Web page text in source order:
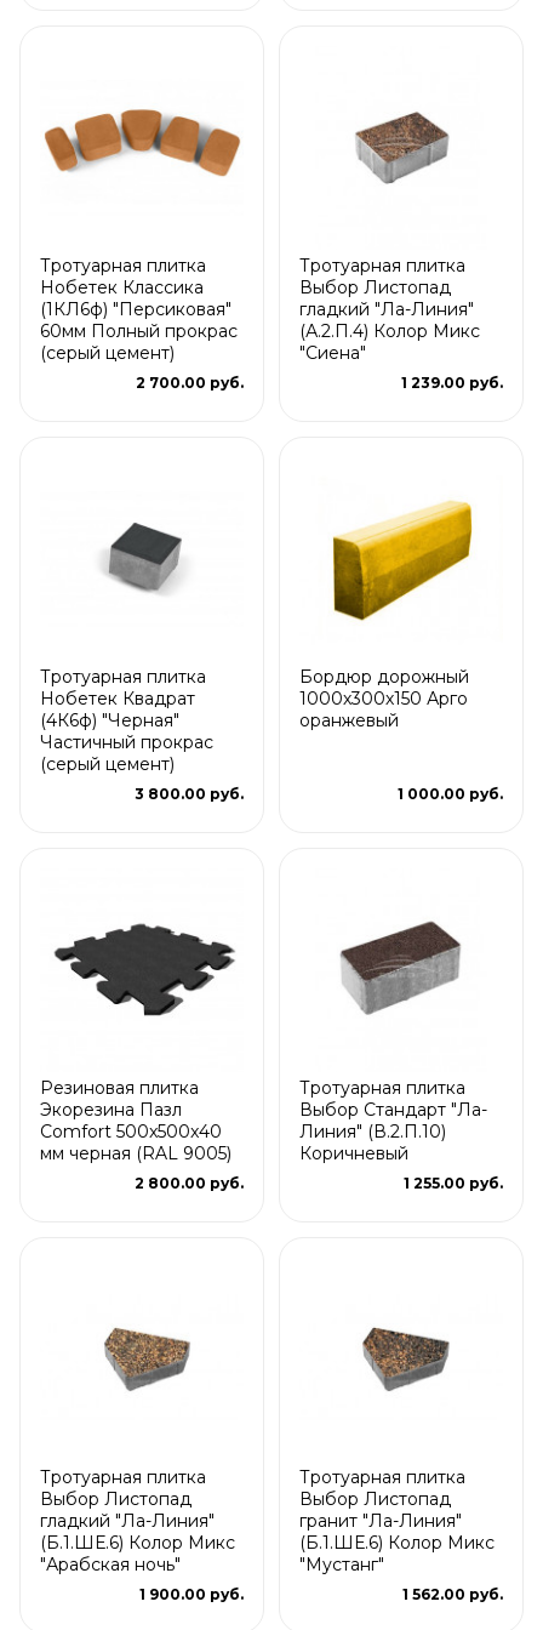
Тротуарная плитка
Нобетек Классика
(1КЛ6ф) "Персиковая"
60мм Полный прокрас
(серый цемент)
2 700.00 руб.
Тротуарная плитка
Выбор Листопад
гладкий "Ла-Линия"
(А.2.П.4) Колор Микс
"Сиена"
1 239.00 руб.
Тротуарная плитка
Нобетек Квадрат
(4К6ф) "Черная"
Частичный прокрас
(серый цемент)
3 800.00 руб.
Бордюр дорожный
1000х300х150 Арго
оранжевый
1 000.00 руб.
Резиновая плитка
Экорезина Пазл
Comfort 500x500x40
мм черная (RAL 9005)
2 800.00 руб.
Тротуарная плитка
Выбор Стандарт "Ла-
Линия" (В.2.П.10)
Коричневый
1 255.00 руб.
Тротуарная плитка
Выбор Листопад
гладкий "Ла-Линия"
(Б.1.ШЕ.6) Колор Микс
"Арабская ночь"
1 900.00 руб.
Тротуарная плитка
Выбор Листопад
гранит "Ла-Линия"
(Б.1.ШЕ.6) Колор Микс
"Мустанг"
1 562.00 руб.